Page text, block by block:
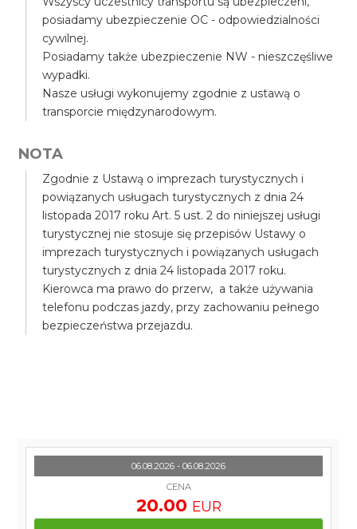
posiadamy ubezpieczenie OC - odpowiedzialności
cywilnej.
Posiadamy także ubezpieczenie NW - nieszczęśliwe
wypadki.
Nasze usługi wykonujemy zgodnie z ustawą o
transporcie międzynarodowym.
NOTA
Zgodnie z Ustawą o imprezach turystycznych i
powiązanych usługach turystycznych z dnia 24
listopada 2017 roku Art. 5 ust. 2 do niniejszej usługi
turystycznej nie stosuje się przepisów Ustawy o
imprezach turystycznych i powiązanych usługach
turystycznych z dnia 24 listopada 2017 roku.
Kierowca ma prawo do przerw, a także używania
telefonu podczas jazdy, przy zachowaniu pełnego
bezpieczeństwa przejazdu.
06.08.2026 - 06.08.2026
CENA
20.00 EUR